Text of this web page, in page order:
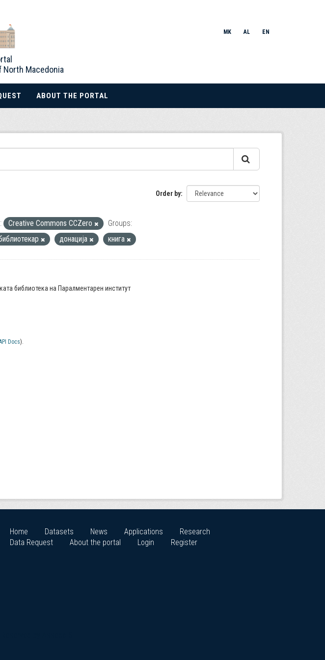
Macedonia
MK AL EN
ABOUT THE PORTAL
Order by
Creative Commons CCZero
Groups:
донација книга
библиотека на Паралментарен институт
Docs).
Home Datasets News Applications
Research
Data Request
About the portal Login Register